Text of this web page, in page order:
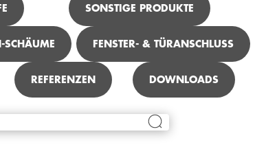
SONSTIGE PRODUKTE
SCHÄUME FENSTER- & TÜRANSCHLUSS
REFERENZEN DOWNLOADS